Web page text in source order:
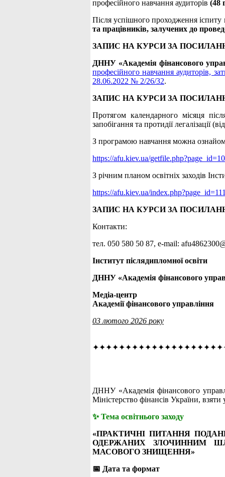
професійного навчання аудиторів (48
Після успішного проходження іспиту
та працівників, залучених до
ЗАПИС НА КУРСИ ЗА
ДННУ «Академія фінансового
професійного навчання аудиторів,
28.06.2022 № 2/26/32.
ЗАПИС НА КУРСИ ЗА
Протягом календарного місяця
запобігання та протидії
З програмою навчання можна
https://afu.kiev.ua/
З річним планом освітніх заходів
https://afu.kiev.ua/
ЗАПИС НА КУРСИ ЗА
Контакти:
тел. 050 580 50 87, е-mail:
Інститут післядипломної освіти
ДННУ «Академія фінансового
Медіа-центр
Академії фінансового управління
03 лютого 2026 року
ДННУ «Академія фінансового
Міністерство фінансів України, взяти
✨ Тема освітнього заходу
«ПРАКТИЧНІ ПИТАННЯ
ОДЕРЖАНИХ ЗЛОЧИННИМ
МАСОВОГО ЗНИЩЕННЯ»
📅 Дата та формат